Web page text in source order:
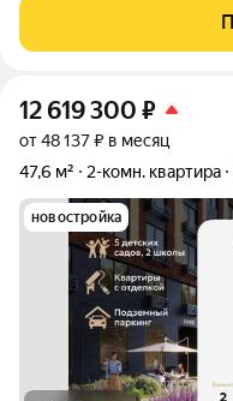
комнатная квартира
Квартира расположена в
12 619 300 ₽
от 48 137 ₽ в месяц
47,6 м²
2-комн. квартира
новостройка